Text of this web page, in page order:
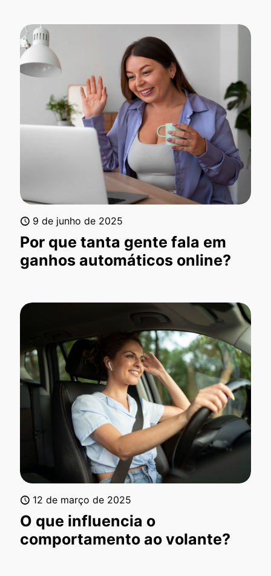
9 de junho de 2025
Por que tanta gente fala em
ganhos automáticos online?
12 de março de 2025
O que influencia o
comportamento ao volante?